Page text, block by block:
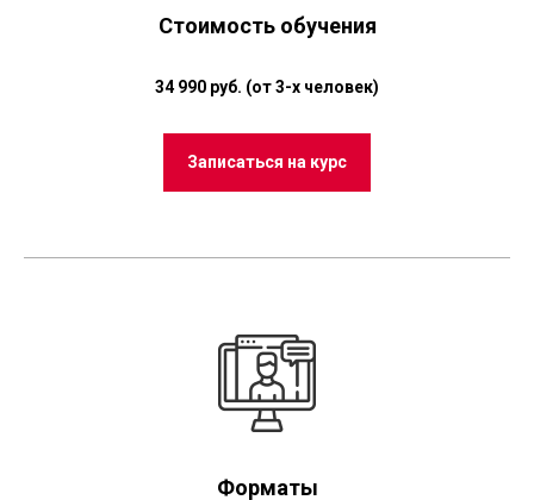
Стоимость обучения
34 990 руб. (от 3-х человек)
Записаться на курс
Форматы